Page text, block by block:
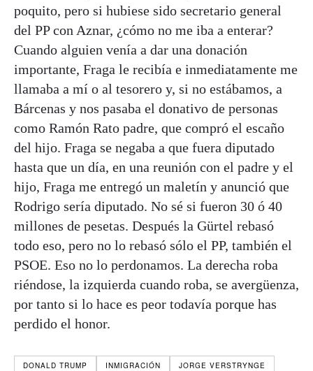
poquito, pero si hubiese sido secretario general
del PP con Aznar, ¿cómo no me iba a enterar?
Cuando alguien venía a dar una donación
importante, Fraga le recibía e inmediatamente me
llamaba a mí o al tesorero y, si no estábamos, a
Bárcenas y nos pasaba el donativo de personas
como Ramón Rato padre, que compró el escaño
del hijo. Fraga se negaba a que fuera diputado
hasta que un día, en una reunión con el padre y el
hijo, Fraga me entregó un maletín y anunció que
Rodrigo sería diputado. No sé si fueron 30 ó 40
millones de pesetas. Después la Gürtel rebasó
todo eso, pero no lo rebasó sólo el PP, también el
PSOE. Eso no lo perdonamos. La derecha roba
riéndose, la izquierda cuando roba, se avergüenza,
por tanto si lo hace es peor todavía porque has
perdido el honor.
DONALD TRUMP INMIGRACIÓN
JORGE VERSTRYNGE